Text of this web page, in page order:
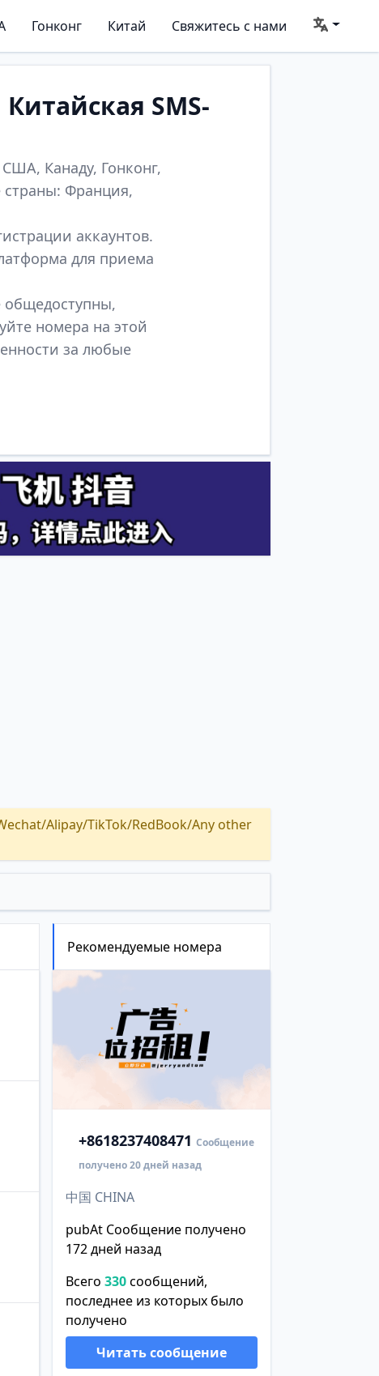
Гонконг Китай Свяжитесь с нами
SMS-
Канаду, Гонконг,
Франция,
аккаунтов.
для приема
общедоступны,
номера на этой
за любые
Alipay/TikTok/RedBook/Any other
Рекомендуемые номера
+8618237408471 Сообщение
получено 20 дней назад
中国 CHINA
pubAt Сообщение получено
172 дней назад
Всего 330сообщений,
последнее из которых было
получено
Читать сообщение